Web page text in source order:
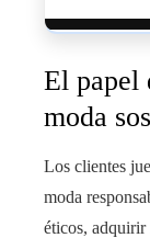
El papel
moda
Los clientes
moda
éticos, adquirir